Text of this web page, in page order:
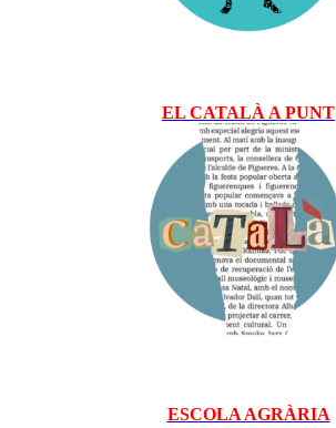
EL CATALÀ A PUNT
ESCOLA AGRÀRIA